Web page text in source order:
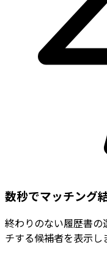
数秒でマッチング
終わりのない履歴書の
チする候補者を表示し